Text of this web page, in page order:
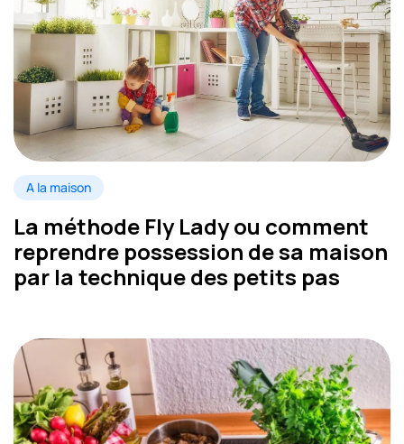
A la maison
La méthode Fly Lady ou comment
reprendre possession de sa maison
par la technique des petits pas